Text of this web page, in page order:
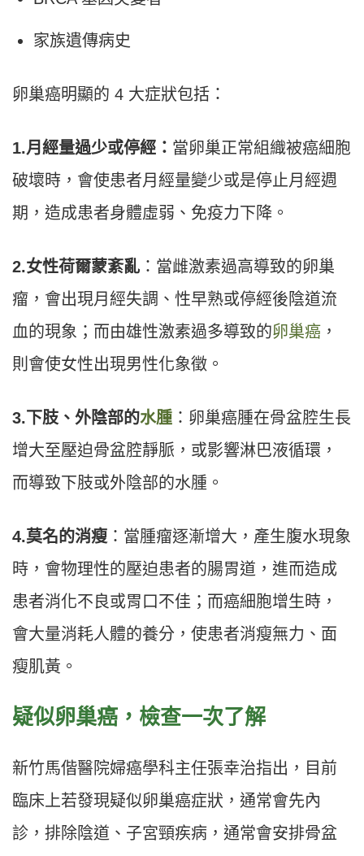
家族遺傳病史
卵巢癌明顯的 4 大症狀包括：
1.月經量過少或停經： 當卵巢正常組織被癌細胞
破壞時，會使患者月經量變少或是停止月經週
期，造成患者身體虛弱、免疫力下降。
2.女性荷爾蒙紊亂 ：當雌激素過高導致的卵巢
瘤，會出現月經失調、性早熟或停經後陰道流
血的現象；而由雄性激素過多導致的卵巢癌 ，
則會使女性出現男性化象徵。
3.下肢、外陰部的水腫 ：卵巢癌腫在骨盆腔生長
增大至壓迫骨盆腔靜脈，或影響淋巴液循環，
而導致下肢或外陰部的水腫。
4.莫名的消瘦：當腫瘤逐漸增大，產生腹水現象
時，會物理性的壓迫患者的腸胃道，進而造成
患者消化不良或胃口不佳；而癌細胞增生時，
會大量消耗人體的養分，使患者消瘦無力、面
瘦肌黃。
疑似卵巢癌，檢查一次了解
新竹馬偕醫院婦癌學科主任張幸治指出，目前
臨床上若發現疑似卵巢癌症狀，通常會先內
診，排除陰道、子宮頸疾病，通常會安排骨盆